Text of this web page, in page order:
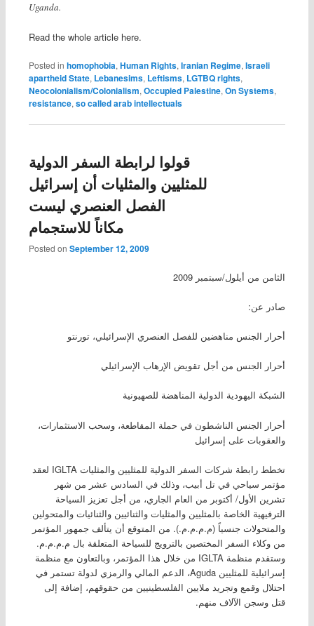
Uganda.
Read the whole article here.
Posted in homophobia, Human Rights, Iranian Regime, Israeli
apartheid State, Lebanesims, Leftisms, LGTBQ rights,
Neocolonialism/Colonialism, Occupied Palestine, On Systems,
resistance, so called arab intellectuals
قولوا لرابطة السفر الدولية
للمثليين والمثليات أن إسرائيل
الفصل العنصري ليست
مكاناً للاستجمام
Posted on September 12, 2009
الثامن من أيلول/سبتمبر 2009
صادر عن:
أحرار الجنس مناهضين للفصل العنصري الإسرائيلي، تورنتو
أحرار الجنس من أجل تقويض الإرهاب الإسرائيلي
الشبكة اليهودية الدولية المناهضة للصهيونية
أحرار الجنس الناشطون في حملة المقاطعة، وسحب الاستثمارات،
والعقوبات على إسرائيل
تخطط رابطة شركات السفر الدولية للمثليين والمثليات IGLTA لعقد
مؤتمر سياحي في تل أبيب، وذلك في السادس عشر من شهر
تشرين الأول/ أكتوبر من العام الجاري، من أجل تعزيز السياحة
الترفيهية الخاصة بالمثليين والمثليات والثنائيين والثنائيات والمتحولين
والمتحولات جنسياً (م.م.م.م.). من المتوقع أن يتألف جمهور المؤتمر
من وكلاء السفر المختصين بالترويج للسياحة المتعلقة بال م.م.م.م.
وستقدم منظمة IGLTA من خلال هذا المؤتمر، وبالتعاون مع منظمة
إسرائيلية للمثليين Aguda، الدعم المالي والرمزي لدولة تستمر في
احتلال وقمع وتجريد ملايين الفلسطينيين من حقوقهم، إضافة إلى
قتل وسجن الآلاف منهم.